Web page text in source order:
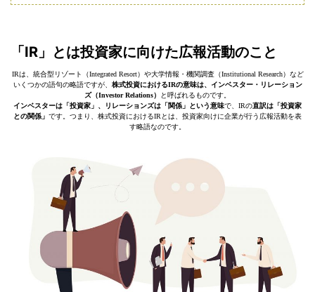
「IR」とは投資家に向けた広報活動のこと
IRは、統合型リゾート（Integrated Resort）や大学情報・機関調査（Institutional Research）など
いくつかの語句の略語ですが、 株式投資におけるIRの意味は、インベスター・リレーション
ズ（Investor Relations）
と呼ばれるものです。
インベスターは「投資家」、リレーションズは「関係」という意味で、IRの直訳は「投資家
との関係」 です。つまり、株式投資におけるIRとは、投資家向けに企業が行う広報活動を表
す略語なのです。